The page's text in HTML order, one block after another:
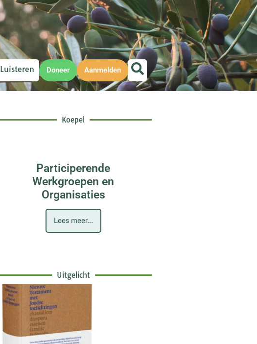
Luisteren Doneer Aanmelden
Koepel
Participerende
Werkgroepen en
Organisaties
Lees meer...
Uitgelicht